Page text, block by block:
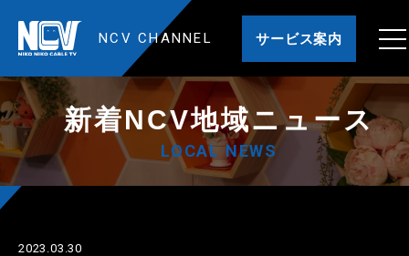
NCV CHANNEL サービス案内
新着NCV地域ニュース
LOCAL NEWS
2023.03.30